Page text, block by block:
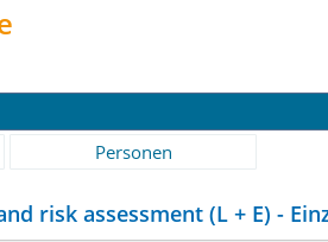
Personen
risk assessment (L + E) -